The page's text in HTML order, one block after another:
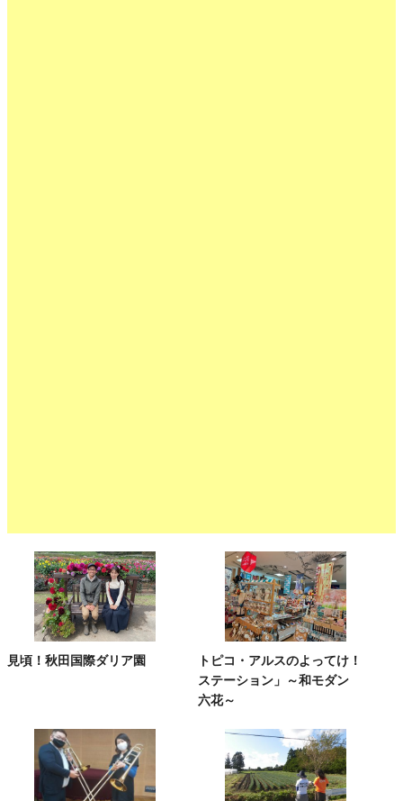
見頃！秋田国際ダリア園
トピコ・アルスのよってけ！
ステーション」～和モダン
六花～